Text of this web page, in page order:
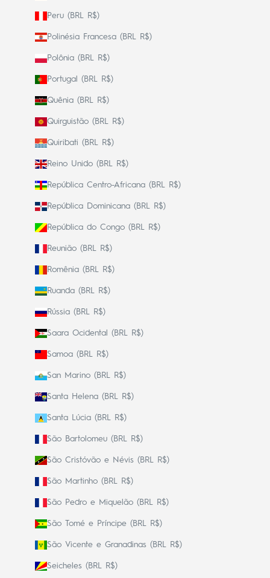
Peru (BRL R$)
Polinésia Francesa (BRL R$)
Polônia (BRL R$)
Portugal (BRL R$)
Quênia (BRL R$)
Quirguistão (BRL R$)
Quiribati (BRL R$)
Reino Unido (BRL R$)
República Centro-Africana (BRL R$)
República Dominicana (BRL R$)
República do Congo (BRL R$)
Reunião (BRL R$)
Romênia (BRL R$)
Ruanda (BRL R$)
Rússia (BRL R$)
Saara Ocidental (BRL R$)
Samoa (BRL R$)
San Marino (BRL R$)
Santa Helena (BRL R$)
Santa Lúcia (BRL R$)
São Bartolomeu (BRL R$)
São Cristóvão e Névis (BRL R$)
São Martinho (BRL R$)
São Pedro e Miquelão (BRL R$)
São Tomé e Príncipe (BRL R$)
São Vicente e Granadinas (BRL R$)
Seicheles (BRL R$)